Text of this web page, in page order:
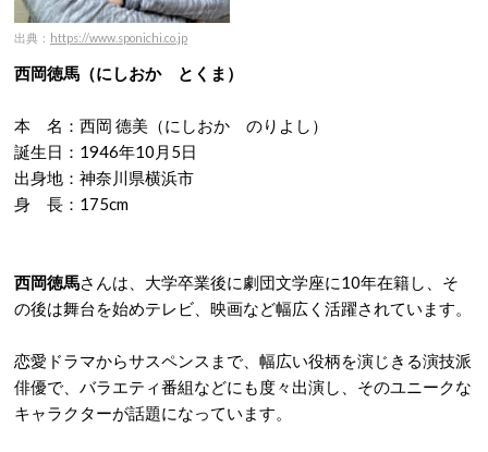
出典： https://www.sponichi.co.jp
西岡徳馬（にしおか とくま）
本 名：西岡 德美（にしおか のりよし）
誕生日：1946年10月5日
出身地：神奈川県横浜市
身 長：175cm
西岡徳馬さんは、大学卒業後に劇団文学座に10年在籍し、そ
の後は舞台を始めテレビ、映画など幅広く活躍されています。
恋愛ドラマからサスペンスまで、幅広い役柄を演じきる演技派
俳優で、バラエティ番組などにも度々出演し、そのユニークな
キャラクターが話題になっています。